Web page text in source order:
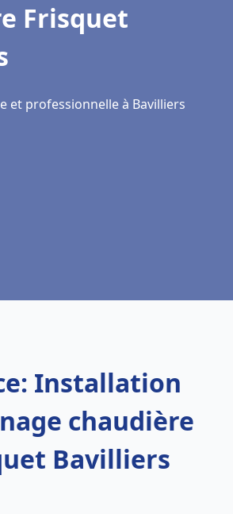
Frisquet
et professionnelle à Bavilliers
Installation
chaudière
Bavilliers